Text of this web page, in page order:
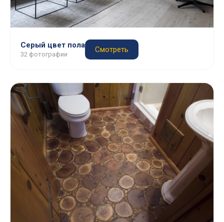
Серый цвет пола
32 фотографии
Смотреть